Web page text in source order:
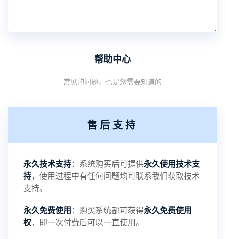
帮助中心
常见的问题，也是您需要知道的
售后支持
永久技术支持：系统购买后可提供永久使用技术支
持，使用过程中有任何问题均可联系我们获取技术
支持。
永久免费使用 ：购买系统都可获得永久免费使用
权，即一次付费后可以一直使用。